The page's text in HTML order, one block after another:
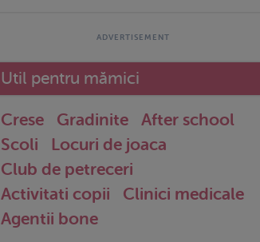
Util pentru mămici
Crese Gradinite
After school
Scoli
Locuri de joaca
Club de petreceri
Activitati copii
Clinici medicale
Agentii bone